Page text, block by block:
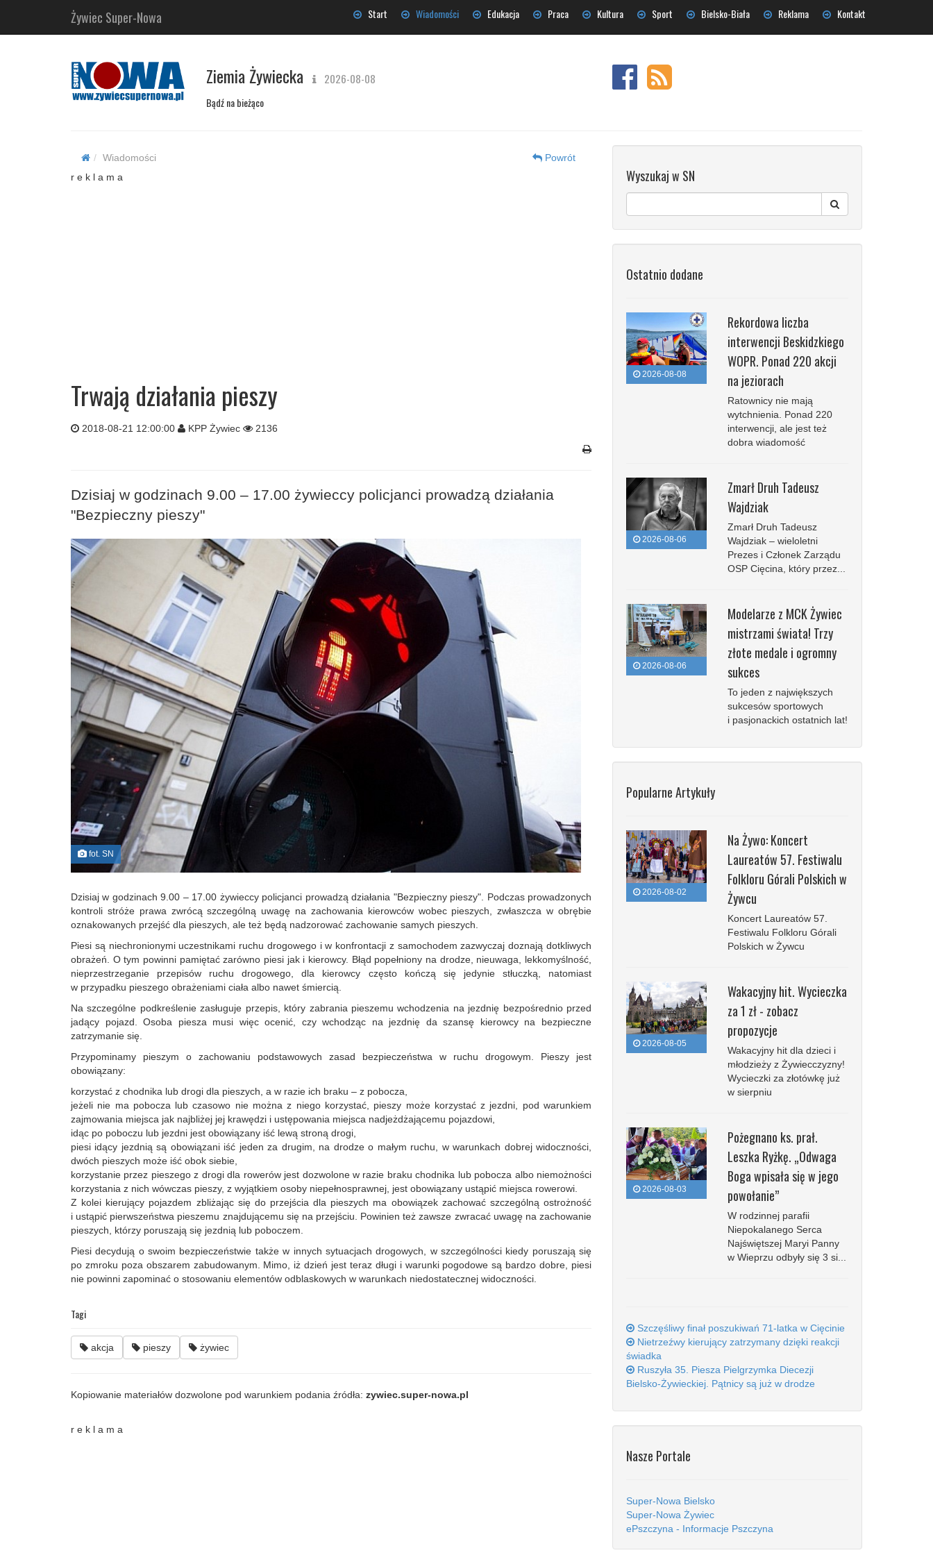
Żywiec Super-Nowa Start Wiadomości Edukacja Praca Kultura Sport Bielsko-Biała Reklama Kontakt
Ziemia Żywiecka 2026-08-08
Bądź na bieżąco
Wiadomości
Powrót
r e k l a m a
Trwają działania pieszy
2018-08-21 12:00:00 KPP Żywiec 2136
Dzisiaj w godzinach 9.00 – 17.00 żywieccy policjanci prowadzą działania
"Bezpieczny pieszy"
fot. SN
Dzisiaj w godzinach 9.00 – 17.00 żywieccy policjanci prowadzą działania "Bezpieczny pieszy". Podczas prowadzonych
kontroli stróże prawa zwrócą szczególną uwagę na zachowania kierowców wobec pieszych, zwłaszcza w obrębie
oznakowanych przejść dla pieszych, ale też będą nadzorować zachowanie samych pieszych.
Piesi są niechronionymi uczestnikami ruchu drogowego i w konfrontacji z samochodem zazwyczaj doznają dotkliwych
obrażeń. O tym powinni pamiętać zarówno piesi jak i kierowcy. Błąd popełniony na drodze, nieuwaga, lekkomyślność,
nieprzestrzeganie przepisów ruchu drogowego, dla kierowcy często kończą się jedynie stłuczką, natomiast
w przypadku pieszego obrażeniami ciała albo nawet śmiercią.
Na szczególne podkreślenie zasługuje przepis, który zabrania pieszemu wchodzenia na jezdnię bezpośrednio przed
jadący pojazd. Osoba piesza musi więc ocenić, czy wchodząc na jezdnię da szansę kierowcy na bezpieczne
zatrzymanie się.
Przypominamy pieszym o zachowaniu podstawowych zasad bezpieczeństwa w ruchu drogowym. Pieszy jest
obowiązany:
korzystać z chodnika lub drogi dla pieszych, a w razie ich braku – z pobocza,
jeżeli nie ma pobocza lub czasowo nie można z niego korzystać, pieszy może korzystać z jezdni, pod warunkiem
zajmowania miejsca jak najbliżej jej krawędzi i ustępowania miejsca nadjeżdżającemu pojazdowi,
idąc po poboczu lub jezdni jest obowiązany iść lewą stroną drogi,
piesi idący jezdnią są obowiązani iść jeden za drugim, na drodze o małym ruchu, w warunkach dobrej widoczności,
dwóch pieszych może iść obok siebie,
korzystanie przez pieszego z drogi dla rowerów jest dozwolone w razie braku chodnika lub pobocza albo niemożności
korzystania z nich wówczas pieszy, z wyjątkiem osoby niepełnosprawnej, jest obowiązany ustąpić miejsca rowerowi.
Z kolei kierujący pojazdem zbliżając się do przejścia dla pieszych ma obowiązek zachować szczególną ostrożność
i ustąpić pierwszeństwa pieszemu znajdującemu się na przejściu. Powinien też zawsze zwracać uwagę na zachowanie
pieszych, którzy poruszają się jezdnią lub poboczem.
Piesi decydują o swoim bezpieczeństwie także w innych sytuacjach drogowych, w szczególności kiedy poruszają się
po zmroku poza obszarem zabudowanym. Mimo, iż dzień jest teraz długi i warunki pogodowe są bardzo dobre, piesi
nie powinni zapominać o stosowaniu elementów odblaskowych w warunkach niedostatecznej widoczności.
Tagi
akcja pieszy żywiec
Kopiowanie materiałów dozwolone pod warunkiem podania źródła: zywiec.super-nowa.pl
r e k l a m a
Wyszukaj w SN
Ostatnio dodane
2026-08-08
Rekordowa liczba
interwencji Beskidzkiego
WOPR. Ponad 220 akcji
na jeziorach
Ratownicy nie mają
wytchnienia. Ponad 220
interwencji, ale jest też
dobra wiadomość
2026-08-06
Zmarł Druh Tadeusz
Wajdziak
Zmarł Druh Tadeusz
Wajdziak – wieloletni
Prezes i Członek Zarządu
OSP Cięcina, który przez...
2026-08-06
Modelarze z MCK Żywiec
mistrzami świata! Trzy
złote medale i ogromny
sukces
To jeden z największych
sukcesów sportowych
i pasjonackich ostatnich lat!
Popularne Artykuły
2026-08-02
Na Żywo: Koncert
Laureatów 57. Festiwalu
Folkloru Górali Polskich w
Żywcu
Koncert Laureatów 57.
Festiwalu Folkloru Górali
Polskich w Żywcu
2026-08-05
Wakacyjny hit. Wycieczka
za 1 zł - zobacz
propozycje
Wakacyjny hit dla dzieci i
młodzieży z Żywiecczyzny!
Wycieczki za złotówkę już
w sierpniu
2026-08-03
Pożegnano ks. prał.
Leszka Ryżkę. „Odwaga
Boga wpisała się w jego
powołanie”
W rodzinnej parafii
Niepokalanego Serca
Najświętszej Maryi Panny
w Wieprzu odbyły się 3 si...
Szczęśliwy finał poszukiwań 71-latka w Cięcinie
Nietrzeźwy kierujący zatrzymany dzięki reakcji
świadka
Ruszyła 35. Piesza Pielgrzymka Diecezji
Bielsko-Żywieckiej. Pątnicy są już w drodze
Nasze Portale
Super-Nowa Bielsko
Super-Nowa Żywiec
ePszczyna - Informacje Pszczyna